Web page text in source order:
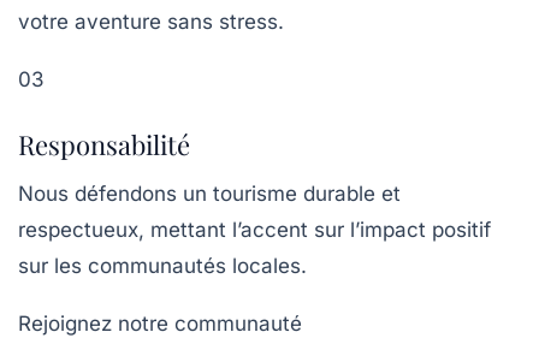
votre aventure sans stress.
03
Responsabilité
Nous défendons un tourisme durable et
respectueux, mettant l’accent sur l’impact positif
sur les communautés locales.
Rejoignez notre communauté